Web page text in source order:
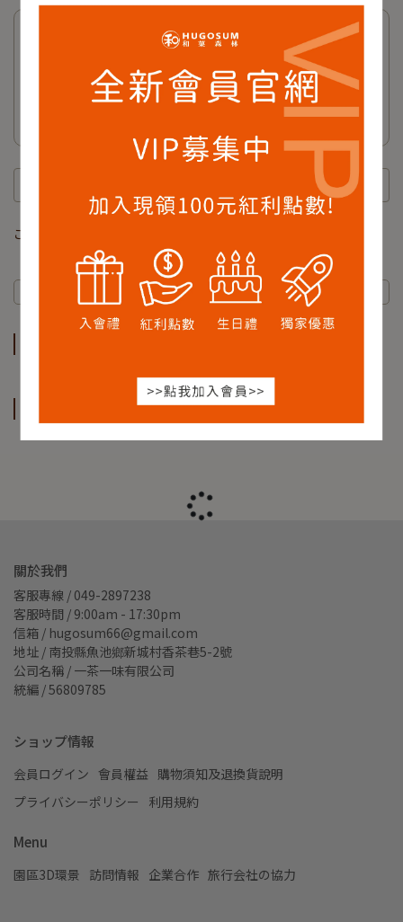
この商品のポイント利用上限：
アイテム説明 スペック
關於我們
客服專線 / 049-2897238
客服時間 / 9:00am - 17:30pm
信箱 / hugosum66@gmail.com
地址 / 南投縣魚池鄉新城村香茶巷5-2號
公司名稱 / 一茶一味有限公司
統編 / 56809785
ショップ情報
会員ログイン 會員權益 購物須知及退換貨說明
プライバシーポリシー
利用規約
Menu
園區3D環景 訪問情報 企業合作 旅行会社の協力